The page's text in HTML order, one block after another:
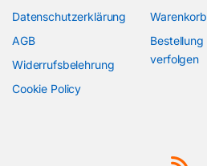
Datenschutzerklärung
AGB
Widerrufsbelehrung
Cookie Policy
Warenkorb
Bestellung
verfolgen